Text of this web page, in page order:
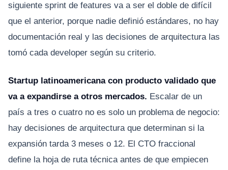
siguiente sprint de features va a ser el doble de difícil
que el anterior, porque nadie definió estándares, no hay
documentación real y las decisiones de arquitectura las
tomó cada developer según su criterio.
Startup latinoamericana con producto validado que
va a expandirse a otros mercados. Escalar de un
país a tres o cuatro no es solo un problema de negocio:
hay decisiones de arquitectura que determinan si la
expansión tarda 3 meses o 12. El CTO fraccional
define la hoja de ruta técnica antes de que empiecen